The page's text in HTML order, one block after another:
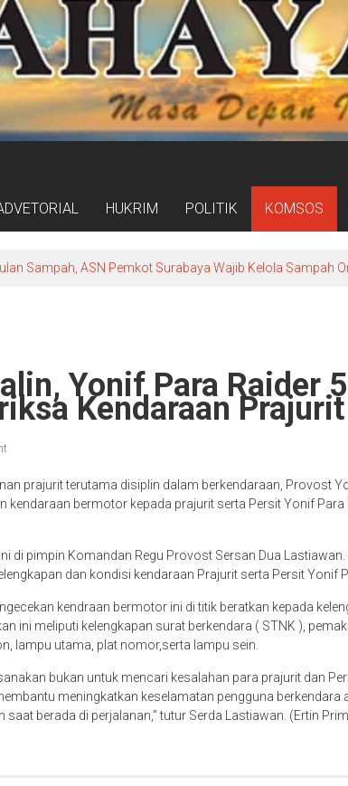
HUKRIM POLITIK KOMSOS
Sampah, ASN Pemkot Surabaya Wajib Kelola Sampah
Yonif Para Raider
Kendaraan Prajurit
prajurit terutama disiplin dalam berkendaraan, Provost
kendaraan bermotor kepada prajurit serta Persit Yonif Para
di pimpin Komandan Regu Provost Sersan Dua Lastiawan.
dan kondisi kendaraan Prajurit serta Persit Yonif
kendraan bermotor ini di titik beratkan kepada
ini meliputi kelengkapan surat berkendara ( STNK ),
lampu utama, plat nomor,serta lampu sein.
bukan untuk mencari kesalahan para prajurit dan
meningkatkan keselamatan pengguna berkendara
saat berada di perjalanan,” tutur Serda Lastiawan. (Ertin